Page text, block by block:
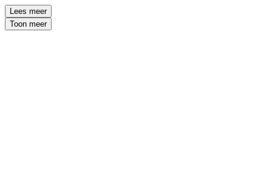
Lees meer
Toon meer